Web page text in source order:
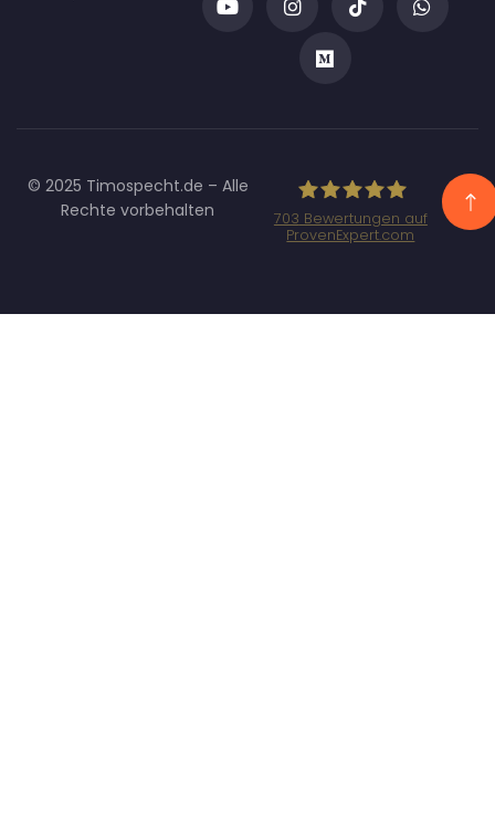
© 2025 Timospecht.de – Alle
Rechte vorbehalten
Marketing GmbH
703 Bewertungen auf
ProvenExpert.com